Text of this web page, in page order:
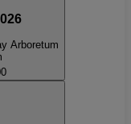
Arboretum